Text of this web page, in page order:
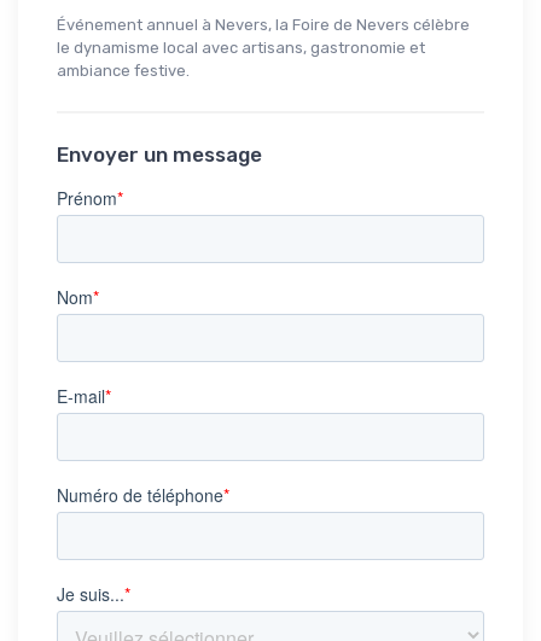
Événement annuel à Nevers, la Foire de Nevers célèbre
le dynamisme local avec artisans, gastronomie et
ambiance festive.
Envoyer un message